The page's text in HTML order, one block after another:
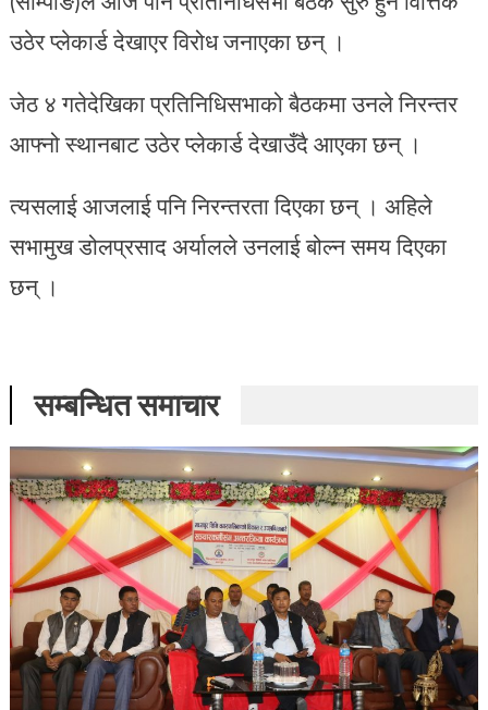
उठेर प्लेकार्ड देखाएर विरोध जनाएका छन् ।
जेठ ४ गतेदेखिका प्रतिनिधिसभाको बैठकमा उनले निरन्तर
आफ्नो स्थानबाट उठेर प्लेकार्ड देखाउँदै आएका छन् ।
त्यसलाई आजलाई पनि निरन्तरता दिएका छन् । अहिले
सभामुख डोलप्रसाद अर्यालले उनलाई बोल्न समय दिएका
छन् ।
सम्बन्धित समाचार